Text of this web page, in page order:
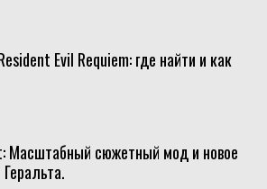
Evil Requiem: где найти и как
Масштабный сюжетный мод и новое